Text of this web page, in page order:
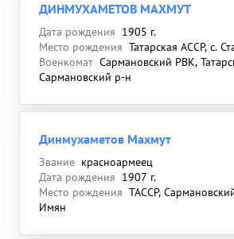
ДИНМУХАМЕТОВ МАХМУТ
Дата рождения 1905 г.
Место рождения Татарская АССР, с.
Военкомат Сармановский РВК,
Сармановский р-н
Динмухаметов Махмут
Звание красноармеец
Дата рождения 1907 г.
Место рождения ТАССР,
Имян